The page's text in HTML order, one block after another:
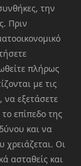
την
Πριν
πλήρως
με τις
να εξετάσετε
επίπεδο της
και να
χρειάζεται. Οι
ασταθείς και